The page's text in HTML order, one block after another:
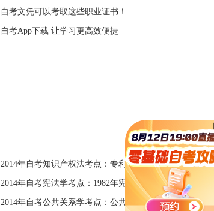
自考文凭可以考取这些职业证书！
自考App下载 让学习更高效便捷
2014年自考知识产权法考点：专利权的限制
2014年自考宪法学考点：1982年宪法
2014年自考公共关系学考点：公共关系活动